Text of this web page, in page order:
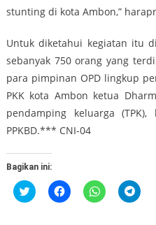
stunting di kota Ambon,”
Untuk diketahui kegiatan itu
sebanyak 750 orang yang
para pimpinan OPD lingkup
PKK kota Ambon ketua
pendamping keluarga
PPKBD.*** CNI-04
Bagikan ini:
Klik
untuk
Klik
untuk
Klik
untuk
Klik
untuk